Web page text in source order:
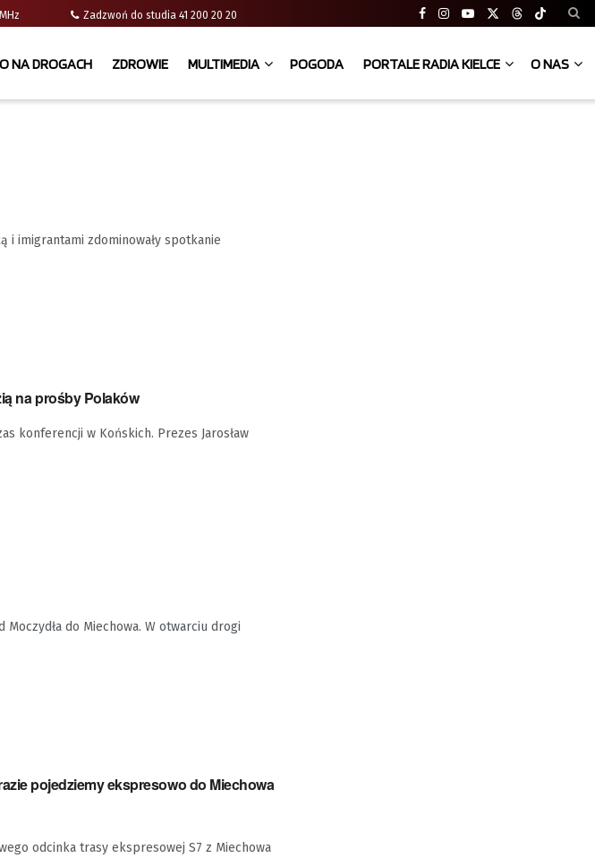
MHz Zadzwoń do studia 41 200 20 20
NA DROGACH ZDROWIE MULTIMEDIA POGODA PORTALE RADIA KIELCE O NAS
i imigrantami zdominowały spotkanie
na prośby Polaków
konferencji w Końskich. Prezes Jarosław
do Miechowa. W otwarciu drogi
pojedziemy ekspresowo do Miechowa
odcinka trasy ekspresowej S7 z Miechowa